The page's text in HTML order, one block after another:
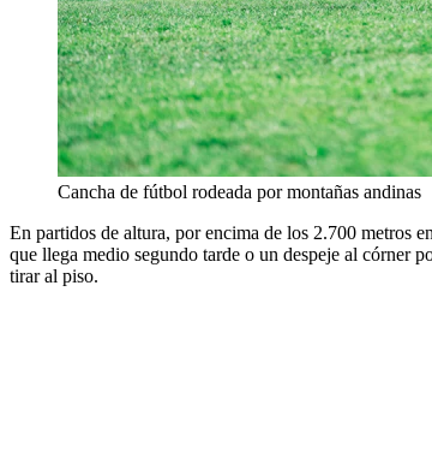
Cancha de fútbol rodeada por montañas andinas
En partidos de altura, por encima de los 2.700 metros
que llega medio segundo tarde o un despeje al córner
tirar al piso.